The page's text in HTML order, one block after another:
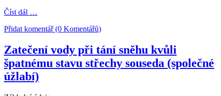
Číst dál …
Přidat komentář (0 Komentářů)
Zatečení vody při tání sněhu kvůli
špatnému stavu střechy souseda (společné
úžlabí)